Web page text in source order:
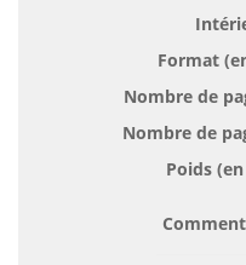
Format
Nombre de
Nombre de
Poids